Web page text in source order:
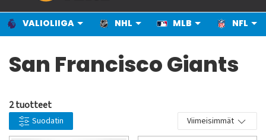
VALIOLIIGA NHL MLB NFL
San Francisco Giants
2 tuotteet
Suodatin Viimeisimmät